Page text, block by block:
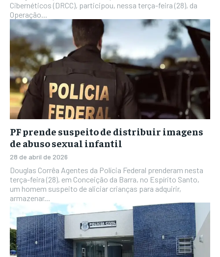
Cibernéticos (DRCC), participou, nessa terça-feira (28), da
Operação...
PF prende suspeito de distribuir imagens
de abuso sexual infantil
28 de abril de 2026
Douglas Corrêa Agentes da Polícia Federal prenderam nesta
terça-feira (28), em Conceição da Barra, no Espírito Santo,
um homem suspeito de aliciar crianças para adquirir,
armazenar...